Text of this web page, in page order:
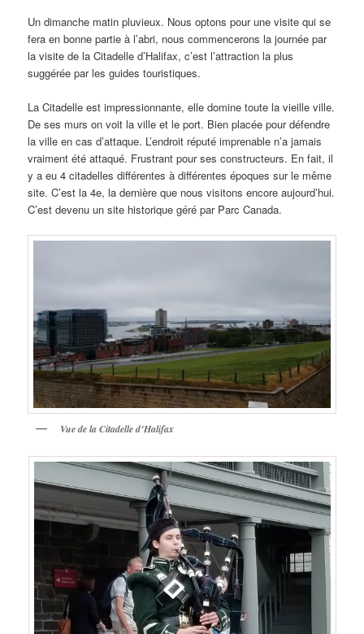
Un dimanche matin pluvieux. Nous optons pour une visite qui se
fera en bonne partie à l’abri, nous commencerons la journée par
la visite de la Citadelle d’Halifax, c’est l’attraction la plus
suggérée par les guides touristiques.
La Citadelle est impressionnante, elle domine toute la vieille ville.
De ses murs on voit la ville et le port. Bien placée pour défendre
la ville en cas d’attaque. L’endroit réputé imprenable n’a jamais
vraiment été attaqué. Frustrant pour ses constructeurs. En fait, il
y a eu 4 citadelles différentes à différentes époques sur le même
site. C’est la 4e, la dernière que nous visitons encore aujourd’hui.
C’est devenu un site historique géré par Parc Canada.
Vue de la Citadelle d’Halifax